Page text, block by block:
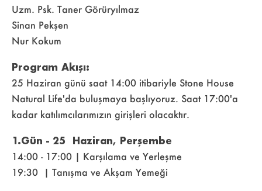
Uzm. Psk. Taner Görüryılmaz
Sinan Pekşen
Nur Kokum
Program Akışı:
25 Haziran günü saat 14:00 itibariyle Stone House
Natural Life'da buluşmaya başlıyoruz. Saat 17:00'a
kadar katılımcılarımızın girişleri olacaktır.
1.Gün - 25 Haziran, Perşembe
14:00 - 17:00 | Karşılama ve Yerleşme
19:30 | Tanışma ve Akşam Yemeği